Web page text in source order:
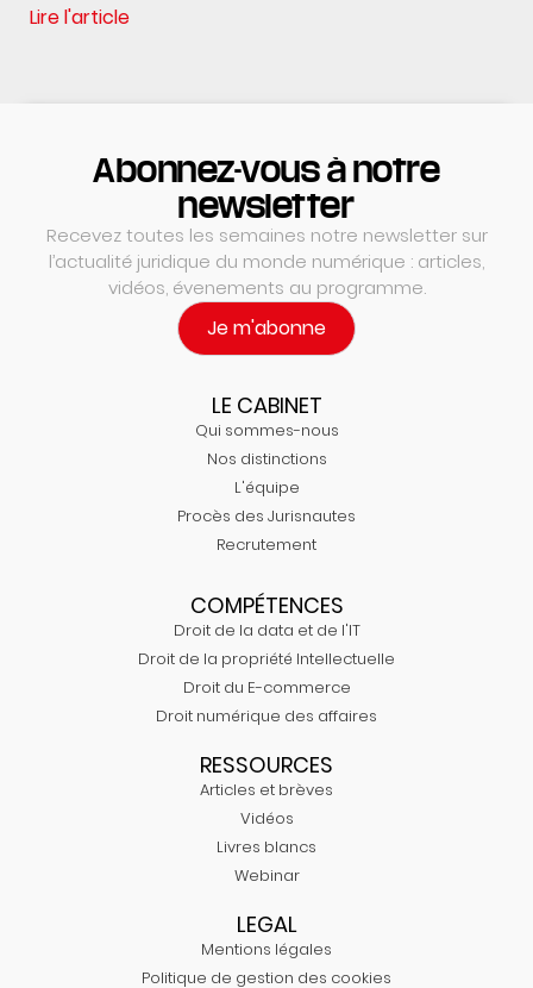
Lire l'article
Abonnez-vous à notre
newsletter
Recevez toutes les semaines notre newsletter sur
l’actualité juridique du monde numérique : articles,
vidéos, évenements au programme.
Je m'abonne
LE CABINET
Qui sommes-nous
Nos distinctions
L'équipe
Procès des Jurisnautes
Recrutement
COMPÉTENCES
Droit de la data et de l'IT
Droit de la propriété Intellectuelle
Droit du E-commerce
Droit numérique des affaires
RESSOURCES
Articles et brèves
Vidéos
Livres blancs
Webinar
LEGAL
Mentions légales
Politique de gestion des cookies